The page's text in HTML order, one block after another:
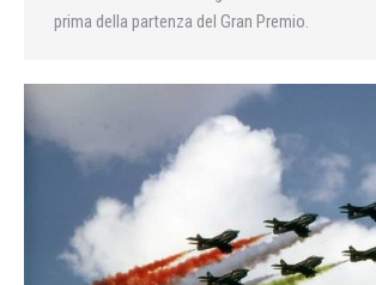
prima della partenza del Gran Premio.